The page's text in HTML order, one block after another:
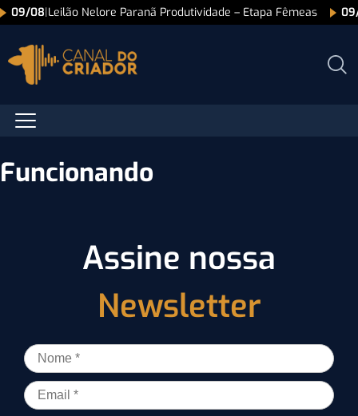
09/08|Leilão Nelore Paranã Produtividade – Etapa Fêmeas
Funcionando
Assine nossa
Newsletter